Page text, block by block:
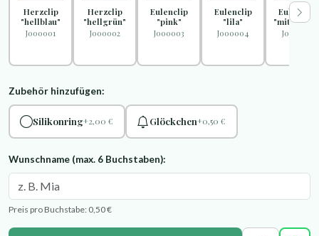
Herzclip
"hellblau"
J000001
Herzclip
"hellgrün"
J000002
Eulenclip
"pink"
J000003
Eulenclip
"lila"
J000004
Eulenclip
J000005
Zubehör hinzufügen:
Silikonring+2,00 € Glöckchen+0,50 €
Wunschname (max. 6 Buchstaben):
Preis pro Buchstabe: 0,50 €